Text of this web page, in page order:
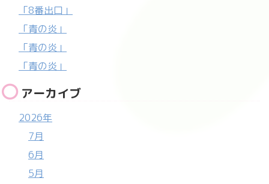
「8番出口」
「青の炎」
「青の炎」
「青の炎」
アーカイブ
2026年
7月
6月
5月